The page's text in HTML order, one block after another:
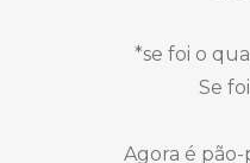
*se foi o
Se
Agora é